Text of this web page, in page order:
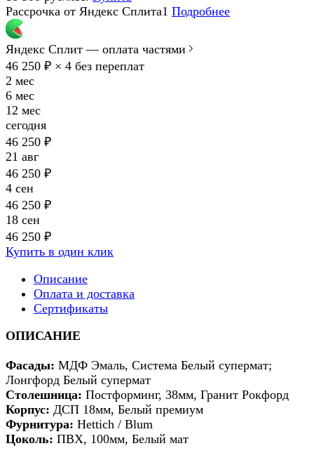
Рассрочка от Яндекс Сплита1 Подробнее
Яндекс Сплит — оплата частями
46 250 ₽ × 4 без переплат
2 мес
6 мес
12 мес
сегодня
46 250 ₽
21 авг
46 250 ₽
4 сен
46 250 ₽
18 сен
46 250 ₽
Купить в один клик
Описание
Оплата и доставка
Сертификаты
ОПИСАНИЕ
Фасады: МДФ Эмаль, Система Белый супермат;
Лонгфорд Белый супермат
Столешница: Постформинг, 38мм, Гранит Рокфорд
Корпус: ДСП 18мм, Белый премиум
Фурнитура: Hettich / Blum
Цоколь: ПВХ, 100мм, Белый мат